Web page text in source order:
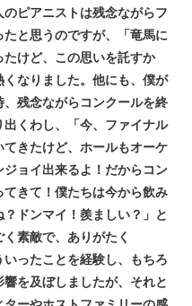
ピアニストは残念ながらフ
と思うのですが、「竜馬に
けど、この思いを託すか
なりました。他にも、僕が
残念ながらコンクールを終
くわし、「今、ファイナル
きたけど、ホールもオーケ
ョイ出来るよ！だからコン
きて！僕たちは今から飲み
ドンマイ！羨ましい？」と
素敵で、ありがたく
ったことを経験し、もちろ
を及ぼしましたが、それと